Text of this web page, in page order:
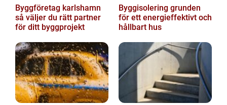
Byggföretag karlshamn
så väljer du rätt partner
för ditt byggprojekt
Byggisolering grunden
för ett energieffektivt och
hållbart hus